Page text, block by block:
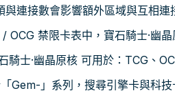
連接數會影響額外區域與互相連
OCG 禁限卡表中，寶石騎士·幽晶
騎士·幽晶原核 可用於：TCG、
Gem-」系列，搜尋引擎卡與科